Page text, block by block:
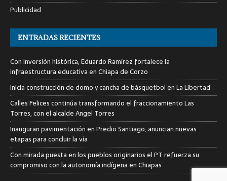
Publicidad
ENTRADAS RECIENTES
Con inversión histórica, Eduardo Ramírez fortalece la
infraestructura educativa en Chiapa de Corzo
Inicia construcción de domo y cancha de básquetbol en La Libertad
Calles Felices continúa transformando el fraccionamiento Las
Torres, con el alcalde Angel Torres
Inauguran pavimentación en Predio Santiago; anuncian nuevas
etapas para concluir la vía
Con mirada puesta en los pueblos originarios el PT refuerza su
compromiso con la autonomía indígena en Chiapas